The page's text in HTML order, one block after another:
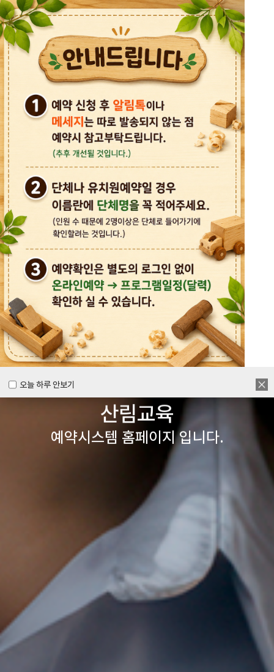
오늘 하루 안보기
오늘 하루 안보기
목공체험부터 숲체험 교육까지
다양한 경험을 할 수 있는
양주시
목재문화체험장&
산림교육
예약시스템 홈페이지 입니다.